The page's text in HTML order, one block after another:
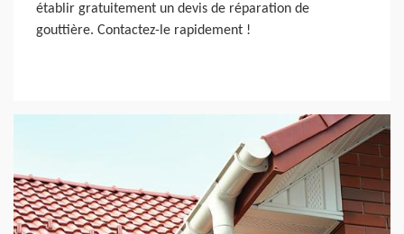
établir gratuitement un devis de réparation de
gouttière. Contactez-le rapidement !